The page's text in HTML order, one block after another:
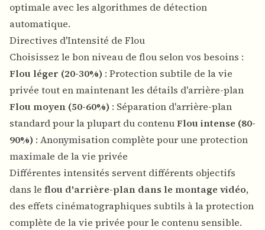
optimale avec les algorithmes de détection
automatique.
Directives d'Intensité de Flou
Choisissez le bon niveau de flou selon vos besoins :
Flou léger (20-30%) : Protection subtile de la vie
privée tout en maintenant les détails d'arrière-plan
Flou moyen (50-60%) : Séparation d'arrière-plan
standard pour la plupart du contenuFlou intense (80-
90%) : Anonymisation complète pour une protection
maximale de la vie privée
Différentes intensités servent différents objectifs
dans le flou d'arrière-plan dans le montage vidéo,
des effets cinématographiques subtils à la protection
complète de la vie privée pour le contenu sensible.